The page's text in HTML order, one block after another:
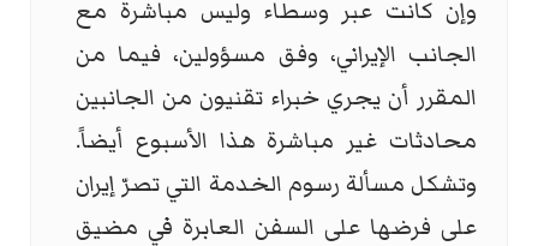
وإن كانت عبر وسطاء وليس مباشرة مع
الجانب الإيراني، وفق مسؤولين، فيما من
المقرر أن يجري خبراء تقنيون من الجانبين
محادثات غير مباشرة هذا الأسبوع أيضاً.
وتشكل مسألة رسوم الخدمة التي تصرّ إيران
على فرضها على السفن العابرة في مضيق